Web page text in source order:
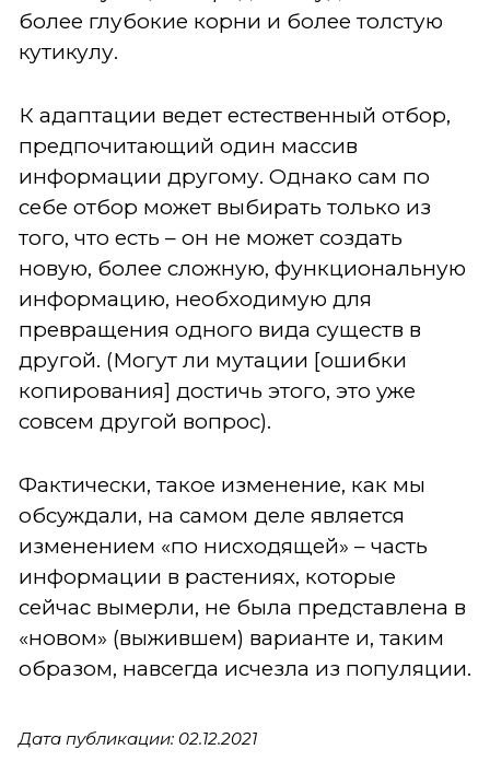
более глубокие корни и более толстую
кутикулу.
К адаптации ведет естественный отбор,
предпочитающий один массив
информации другому. Однако сам по
себе отбор может выбирать только из
того, что есть – он не может создать
новую, более сложную, функциональную
информацию, необходимую для
превращения одного вида существ в
другой. (Могут ли мутации [ошибки
копирования] достичь этого, это уже
совсем другой вопрос).
Фактически, такое изменение, как мы
обсуждали, на самом деле является
изменением «по нисходящей» – часть
информации в растениях, которые
сейчас вымерли, не была представлена в
«новом» (выжившем) варианте и, таким
образом, навсегда исчезла из популяции.
Дата публикации: 02.12.2021